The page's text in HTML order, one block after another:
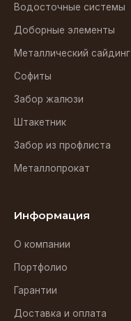
Водосточные системы
Доборные элементы
Металлический сайдинг
Софиты
Забор жалюзи
Штакетник
Забор из профлиста
Металлопрокат
Информация
О компании
Портфолио
Гарантии
Доставка и оплата